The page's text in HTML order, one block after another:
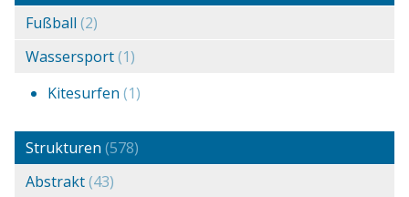
Fußball (2)
Wassersport(1)
Kitesurfen (1)
Strukturen (578)
Abstrakt(43)